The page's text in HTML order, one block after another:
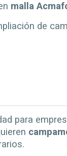
malla
de
para